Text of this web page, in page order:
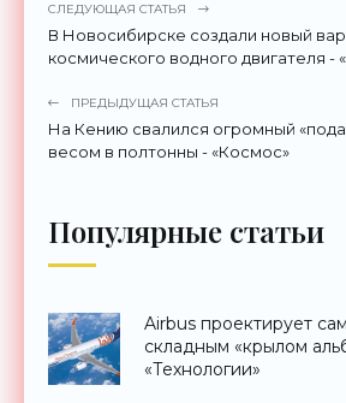
СЛЕДУЮЩАЯ СТАТЬЯ
В Новосибирске создали новый
космического водного двигателя -
ПРЕДЫДУЩАЯ СТАТЬЯ
На Кению свалился огромный
весом в полтонны - «Космос»
Популярные статьи
Airbus проектирует
складным «крылом
«Технологии»